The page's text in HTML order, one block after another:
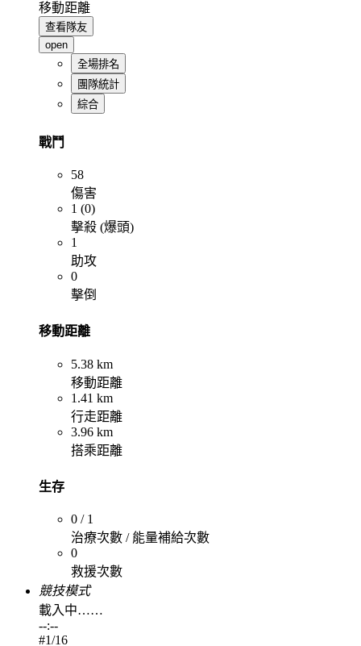
移動距離
查看隊友
open
全場排名
團隊統計
綜合
戰鬥
58
傷害
1 (0)
擊殺 (爆頭)
1
助攻
0
擊倒
移動距離
5.38 km
移動距離
1.41 km
行走距離
3.96 km
搭乘距離
生存
0 / 1
治療次數 / 能量補給次數
0
救援次數
競技模式
載入中……
--:--
#1/16